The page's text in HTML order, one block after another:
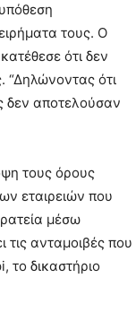
τους. Ο
ότι δεν
“Δηλώνοντας ότι
δεν αποτελούσαν
τους όρους
εταιρειών που
μέσω
ανταμοιβές που
δικαστήριο